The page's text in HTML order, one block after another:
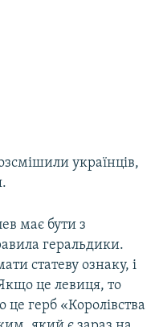
українців,
має бути з
геральдики.
статеву ознаку, і
це левиця, то
герб «Королівства